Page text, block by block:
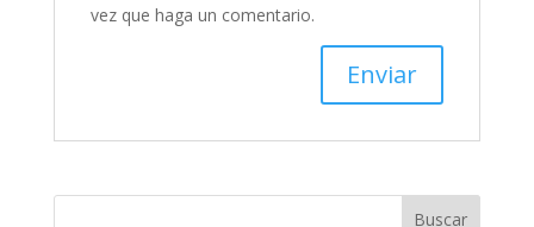
vez que haga un comentario.